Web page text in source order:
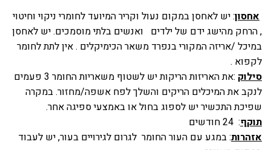
אחסון: יש לאחסן במקום נעול וקריר המיועד לחומרי ניקוי וחיטוי
, הרחק מהישג ידם של ילדים ואנשים בלתי מוסמכים. יש לאחסן
במיכל /אריזה המקורי בנפרד משאר הכימיקלים . אין לתת לחומר
לקפוא .
סילוק
:את האריזות הריקות יש לשטוף משאריות החומר 3 פעמים
לנקב את המיכלים הריקים והשלך לפח אשפה/מחזור. במקרה
שפיכת התכשיר יש לספוג בחול או באמצעי ספיגה אחר.
תוקף: 24 חודשים
אזהרות: במגע עם העור החומר לגרום לגירויים בעור, יש לעבוד